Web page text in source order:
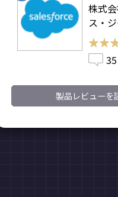
株式
ス・
35
製品レビューを